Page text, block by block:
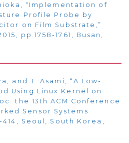
“Implementation of
Profile Probe by
on Film Substrate,”
pp.1758-1761, Busan,
and T. Asami, “A Low-
Using Linux Kernel on
the 13th ACM Conference
Sensor Systems
414, Seoul, South Korea,